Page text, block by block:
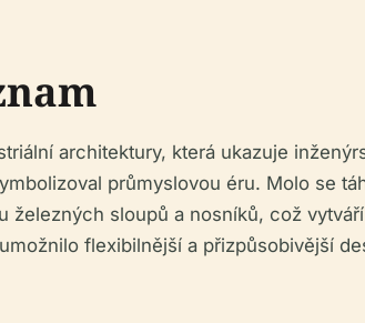
architektury, která ukazuje
průmyslovou éru. Molo se
železných sloupů a nosníků, což
flexibilnější a přizpůsobivější